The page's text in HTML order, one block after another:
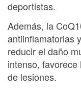
deportistas.
Además, la
antiinflamatorias
reducir el daño
intenso,
de lesiones.